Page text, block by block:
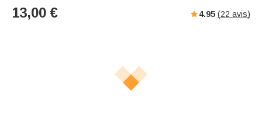
13,00 € 4.95 (22 avis)